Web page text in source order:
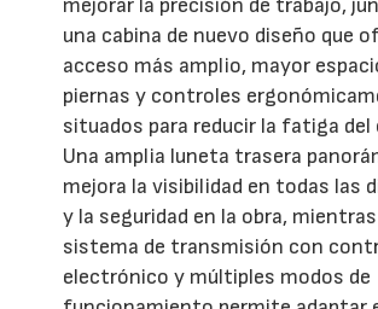
mejorar la precisión de trabajo,
una cabina de nuevo diseño que
acceso más amplio, mayor
piernas y controles
situados para reducir la fatiga del
Una amplia luneta trasera
mejora la visibilidad en todas las
y la seguridad en la obra,
sistema de transmisión con
electrónico y múltiples modos de